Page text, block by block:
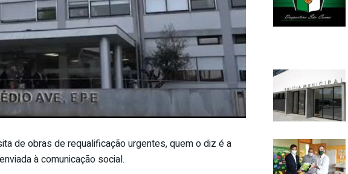
de obras de requalificação urgentes, quem o diz é a
à comunicação social.